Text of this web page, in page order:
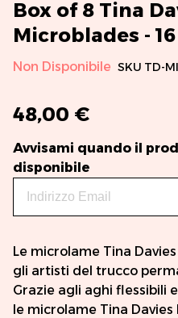
Box of 8 Tina
Microblades -
Non Disponibile SKU TD-
48,00 €
Avvisami quando il
disponibile
Le microlame Tina
gli artisti del trucco
Grazie agli aghi flessibili
le microlame Tina